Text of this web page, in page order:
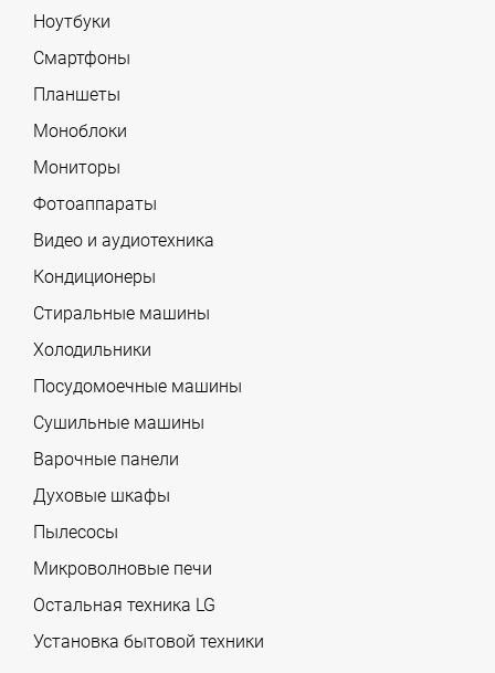
Ноутбуки
Смартфоны
Планшеты
Моноблоки
Мониторы
Фотоаппараты
Видео и аудиотехника
Кондиционеры
Стиральные машины
Холодильники
Посудомоечные машины
Сушильные машины
Варочные панели
Духовые шкафы
Пылесосы
Микроволновые печи
Остальная техника LG
Установка бытовой техники